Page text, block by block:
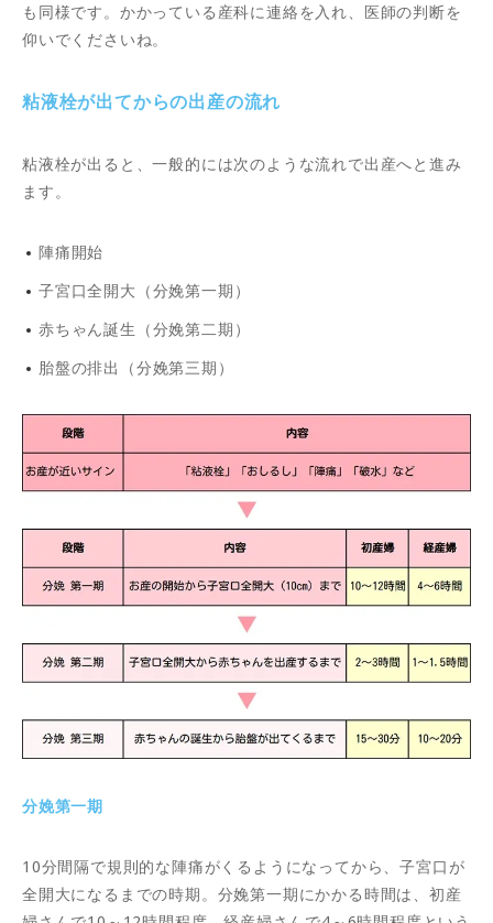
も同様です。かかっている産科に連絡を入れ、医師の判断を
仰いでくださいね。
粘液栓が出てからの出産の流れ
粘液栓が出ると、一般的には次のような流れで出産へと進み
ます。
陣痛開始
子宮口全開大（分娩第一期）
赤ちゃん誕生（分娩第二期）
胎盤の排出（分娩第三期）
分娩第一期
10分間隔で規則的な陣痛がくるようになってから、子宮口が
全開大になるまでの時期。分娩第一期にかかる時間は、初産